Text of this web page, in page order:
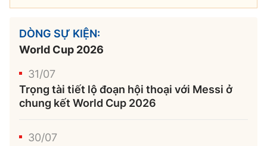
DÒNG SỰ KIỆN:
World Cup 2026
31/07
Trọng tài tiết lộ đoạn hội thoại với Messi ở
chung kết World Cup 2026
30/07